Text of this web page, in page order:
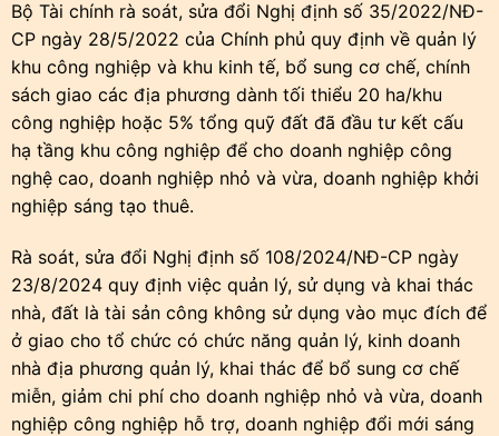
Bộ Tài chính rà soát, sửa đổi Nghị định số 35/2022/NĐ-
CP ngày 28/5/2022 của Chính phủ quy định về quản lý
khu công nghiệp và khu kinh tế, bổ sung cơ chế, chính
sách giao các địa phương dành tối thiểu 20 ha/khu
công nghiệp hoặc 5% tổng quỹ đất đã đầu tư kết cấu
hạ tầng khu công nghiệp để cho doanh nghiệp công
nghệ cao, doanh nghiệp nhỏ và vừa, doanh nghiệp khởi
nghiệp sáng tạo thuê.
Rà soát, sửa đổi Nghị định số 108/2024/NĐ-CP ngày
23/8/2024 quy định việc quản lý, sử dụng và khai thác
nhà, đất là tài sản công không sử dụng vào mục đích để
ở giao cho tổ chức có chức năng quản lý, kinh doanh
nhà địa phương quản lý, khai thác để bổ sung cơ chế
miễn, giảm chi phí cho doanh nghiệp nhỏ và vừa, doanh
nghiệp công nghiệp hỗ trợ, doanh nghiệp đổi mới sáng